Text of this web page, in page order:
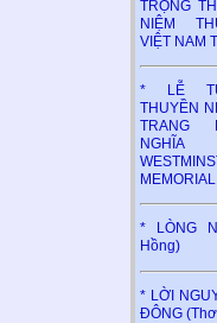
TRỌNG
NIỆM
VIỆT NAM
* LỄ
THUYỀN
TRANG
* LÒNG
Hồng)
* LỜI
ĐÔNG